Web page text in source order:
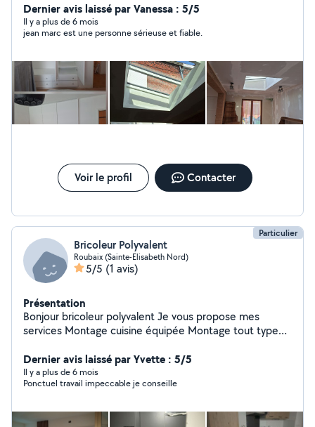
fabrication sur mesure de rangement, et divers
bricolages de la maison.
Dernier avis laissé par Vanessa : 5/5
Il y a plus de 6 mois
jean marc est une personne sérieuse et fiable.
Voir le profil Contacter
Particulier
Bricoleur Polyvalent
Roubaix (Sainte-Elisabeth Nord)
5/5 (1 avis)
Présentation
Bonjour bricoleur polyvalent Je vous propose mes
services Montage cuisine équipée Montage tout type
rideaux lustre... N'hésitez pas à me contacter
Dernier avis laissé par Yvette : 5/5
Il y a plus de 6 mois
Ponctuel travail impeccable je conseille